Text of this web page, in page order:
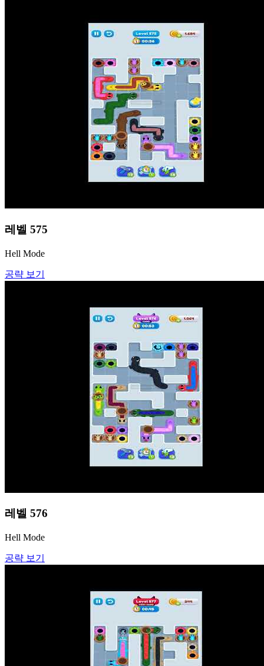
레벨 575
Hell Mode
공략 보기
레벨 576
Hell Mode
공략 보기